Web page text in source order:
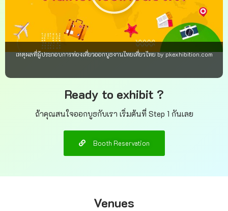
เหตุผลที่ผู้ประกอบการท่องเที่ยวออกบูธงานไทยเที่ยวไทย by pkexhibition.com
Ready to exhibit ?
ถ้าคุณสนใจออกบูธกับเรา เริ่มต้นที่ Step 1 กันเลย
Booth Reservation
Venues